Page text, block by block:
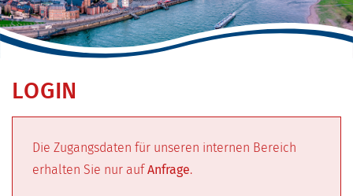
LOGIN
Die Zugangsdaten für unseren internen Bereich
erhalten Sie nur aufAnfrage.